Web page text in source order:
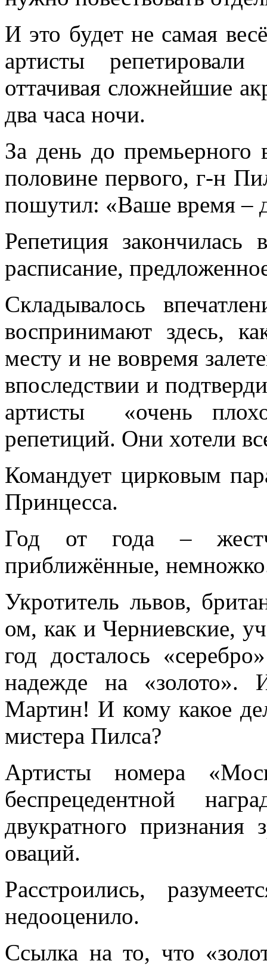
И это будет не самая
артисты
оттачивая сложнейшие
два часа ночи.
За день до премьерного
половине первого, г-н
пошутил: «Ваше время –
Репетиция
расписание,
Складывалось
воспринимают здесь,
месту и не вовремя
впоследствии и
артисты «очень
репетиций. Они хотели
Командует цирковым
Принцесса.
Год от года –
приближённые,
Укротитель львов,
ом, как и Черниевские,
год досталось
надежде на «золото».
Мартин! И кому какое
мистера Пилса?
Артисты номера
беспрецедентной
двукратного признания
оваций.
Расстроились,
недооценило.
Ссылка на то, что